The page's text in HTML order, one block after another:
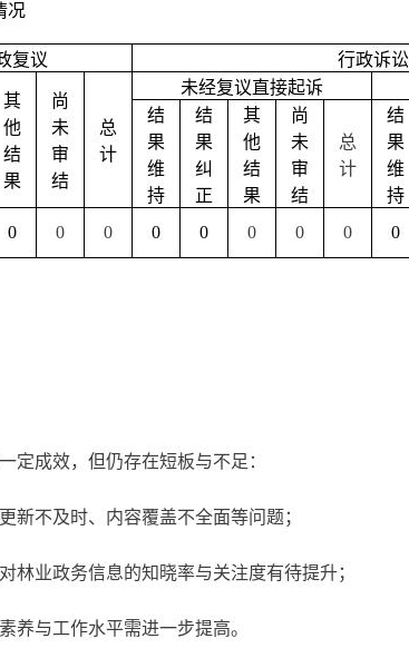
况
复议 行政诉讼
其
他
结
果
尚
未
审
结
总
计
未经复议直接起诉
结
果
维
持
结
果
纠
正
其
他
结
果
尚
未
审
结
总
计
结
果
维
持
0 0 0 0 0 0 0 0 0
定成效，但仍存在短板与不足：
新不及时、内容覆盖不全面等问题；
林业政务信息的知晓率与关注度有待提升；
养与工作水平需进一步提高。